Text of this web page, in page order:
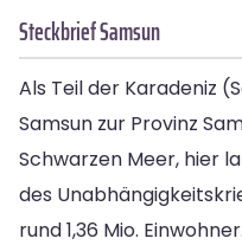
Steckbrief Samsun
Als Teil der Karadeniz
Samsun zur Provinz
Schwarzen Meer, hier
des
rund 1,36 Mio. Einwohner.